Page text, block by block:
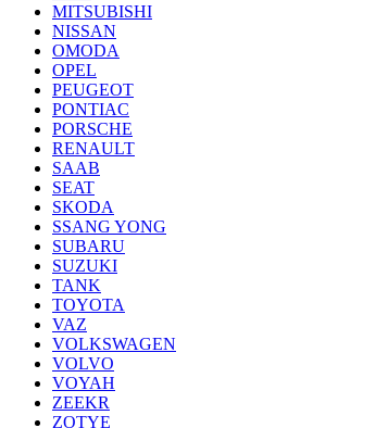
MITSUBISHI
NISSAN
OMODA
OPEL
PEUGEOT
PONTIAC
PORSCHE
RENAULT
SAAB
SEAT
SKODA
SSANG YONG
SUBARU
SUZUKI
TANK
TOYOTA
VAZ
VOLKSWAGEN
VOLVO
VOYAH
ZEEKR
ZOTYE